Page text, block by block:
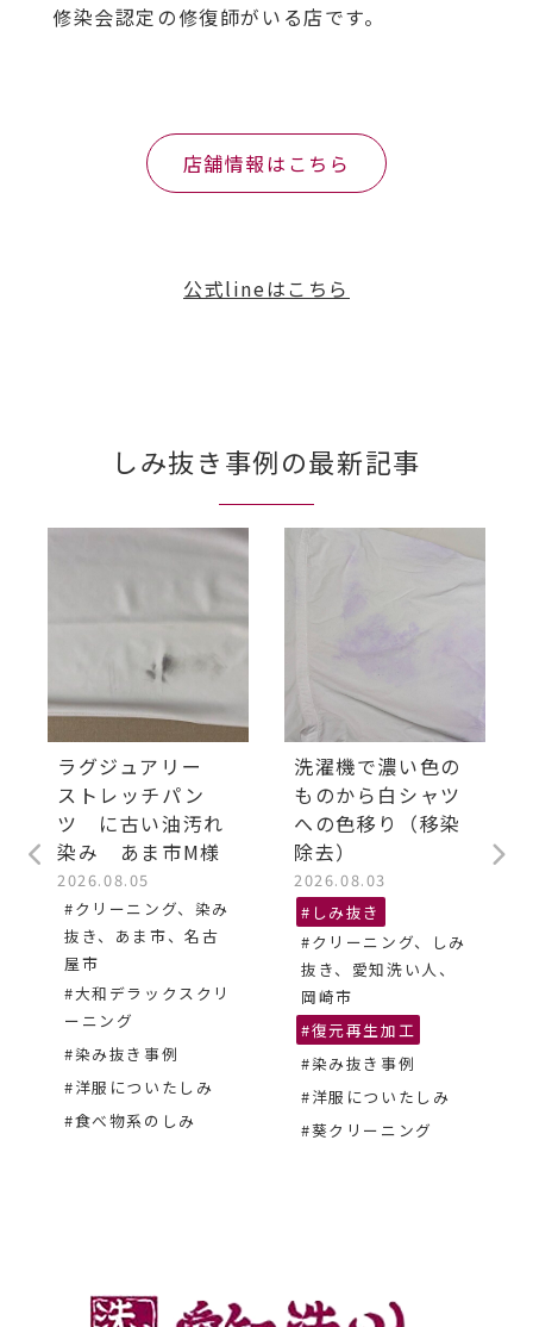
修染会認定の修復師がいる店です。
店舗情報はこちら
公式lineはこちら
しみ抜き事例の最新記事
ラグジュアリー
ストレッチパン
ツ に古い油汚れ
染み あま市M様
2026.08.05
#クリーニング、染み
抜き、あま市、名古
屋市
#大和デラックスクリ
ーニング
#染み抜き事例
#洋服についたしみ
#食べ物系のしみ
洗濯機で濃い色の
ものから白シャツ
への色移り（移染
除去）
2026.08.03
#しみ抜き
#クリーニング、しみ
抜き、愛知洗い人、
岡崎市
#復元再生加工
#染み抜き事例
#洋服についたしみ
#葵クリーニング